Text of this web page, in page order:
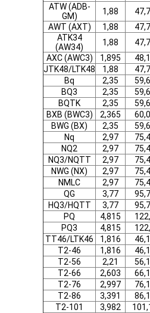
ATW (ADB-
GM)
1,88
AWT (AXT)
1,88
ATK34
(AW34)
1,88
AXC (AWC3)
1,895
JTK48/LTK48
1,88
Bq
2,35
BQ3
2,35
BQTK
2,35
BXB (BWC3)
2,365
BWG (BX)
2,35
Nq
2,97
NQ2
2,97
NQ3/NQTT
2,97
NWG (NX)
2,97
NMLC
2,97
QG
3,77
HQ3/HQTT
3,77
PQ
4,815
PQ3
4,815
TT46/LTK46
1,816
T2-46
1,816
T2-56
2,21
T2-66
2,603
T2-76
2,997
T2-86
3,391
T2-101
3,982